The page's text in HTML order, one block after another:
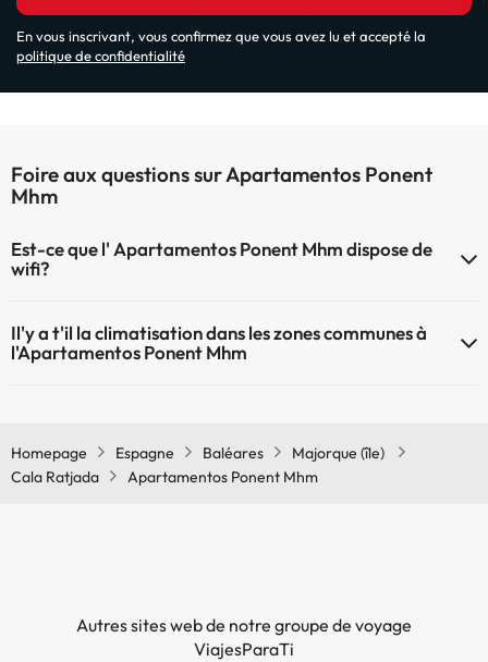
En vous inscrivant, vous confirmez que vous avez lu et accepté la
politique de confidentialité
Foire aux questions sur Apartamentos Ponent
Mhm
Est-ce que l' Apartamentos Ponent Mhm dispose de
wifi?
Il'y a t'il la climatisation dans les zones communes à
l'Apartamentos Ponent Mhm
Homepage
Espagne Baléares
Majorque (île)
Cala Ratjada
Apartamentos Ponent Mhm
Autres sites web de notre groupe de voyage
ViajesParaTi